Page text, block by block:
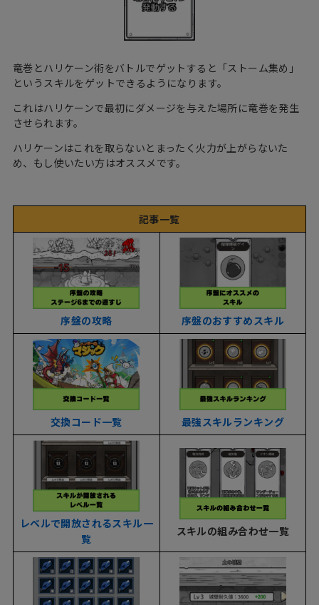
竜巻とハリケーン術をバトルでゲットすると「ストーム集め」
というスキルをゲットできるようになります。
これはハリケーンで最初にダメージを与えた場所に竜巻を発生
させられます。
ハリケーンはこれを取らないとまったく火力が上がらないた
め、もし使いたい方はオススメです。
記事一覧
序盤の攻略 序盤のおすすめスキル
交換コード一覧 最強スキルランキング
レベルで開放されるスキル一
覧
スキルの組み合わせ一覧